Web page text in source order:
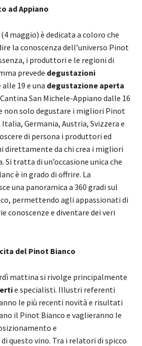
ad Appiano
maggio) è dedicata a coloro che
la conoscenza dell’universo Pinot
i produttori e le regioni di
prevede degustazioni
alle 19 e una degustazione aperta
San Michele-Appiano dalle 16
non solo degustare i migliori Pinot
Germania, Austria, Svizzera e
di persona i produttori ed
da chi crea i migliori
Si tratta di un’occasione unica che
è in grado di offrire. La
una panoramica a 360 gradi sul
permettendo agli appassionati di
conoscenze e diventare dei veri
del Pinot Bianco
mattina si rivolge principalmente
e specialisti. Illustri referenti
le più recenti novità e risultati
il Pinot Bianco e vaglieranno le
e
questo vino. Tra i relatori di spicco